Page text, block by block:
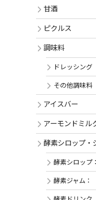
甘酒
ピクルス
調味料
ドレッシング
その他調味料
アイスバー
アーモンドミル
酵素シロップ・
酵素シロップ
酵素ジャム：